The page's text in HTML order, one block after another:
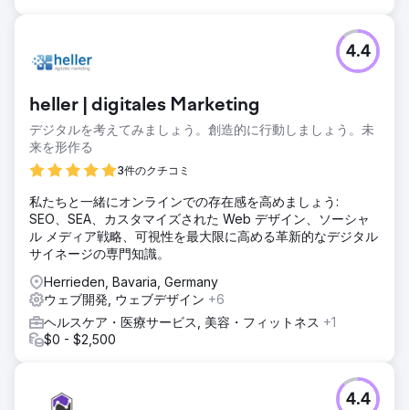
heller | digitales Marketing
デジタルを考えてみましょう。創造的に行動しましょう。未
来を形作る
3件のクチコミ
4.4
私たちと一緒にオンラインでの存在感を高めましょう:
SEO、SEA、カスタマイズされた Web デザイン、ソーシャ
ル メディア戦略、可視性を最大限に高める革新的なデジタル
サイネージの専門知識。
Herrieden, Bavaria, Germany
ウェブ開発, ウェブデザイン +6
ヘルスケア・医療サービス, 美容・フィットネス +1
$0 - $2,500
4.4